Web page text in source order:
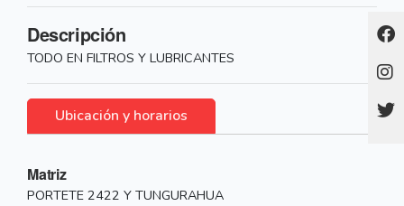
Descripción
TODO EN FILTROS Y LUBRICANTES
Ubicación y horarios
Matriz
PORTETE 2422 Y TUNGURAHUA